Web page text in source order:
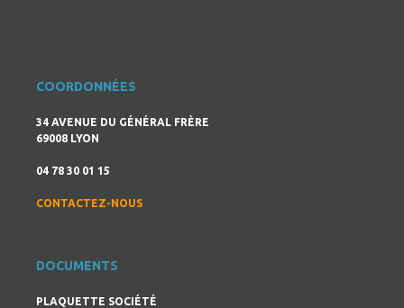
COORDONNÉES
34 AVENUE DU GÉNÉRAL FRÈRE
69008 LYON
04 78 30 01 15
CONTACTEZ-NOUS
DOCUMENTS
PLAQUETTE SOCIÉTÉ